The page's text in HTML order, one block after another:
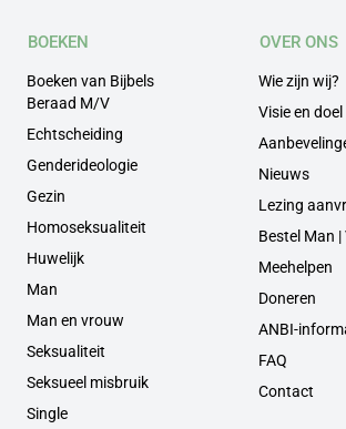
BOEKEN
Boeken van Bijbels
Beraad M/V
Echtscheiding
Genderideologie
Gezin
Homoseksualiteit
Huwelijk
Man
Man en vrouw
Seksualiteit
Seksueel misbruik
Single
OVER ONS
Wie zijn wij?
Visie en doel
Nieuws
Lezing
Bestel Man
Meehelpen
Doneren
ANBI-
FAQ
Contact